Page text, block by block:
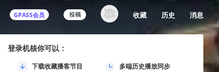
GPASS会员
登录机核你可以：
下载收藏播客节目 多端历史播放同步
收藏 历史 消息